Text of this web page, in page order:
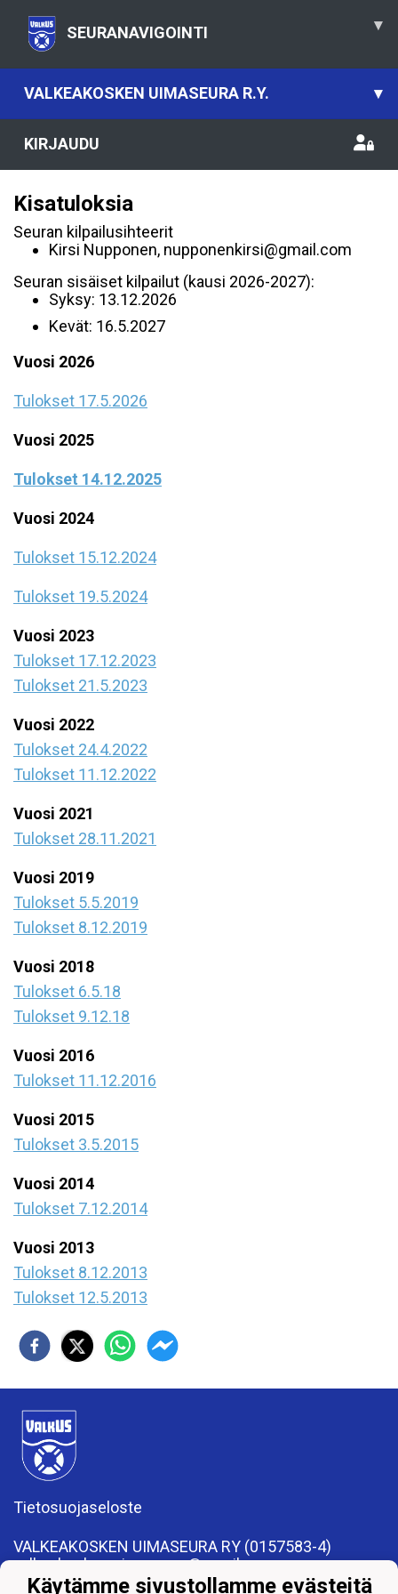
SEURANAVIGOINTI ▾
VALKEAKOSKEN UIMASEURA R.Y. ▾
KIRJAUDU
Kisatuloksia
Seuran kilpailusihteerit
Kirsi Nupponen, nupponenkirsi@gmail.com
Seuran sisäiset kilpailut (kausi 2026-2027):
Syksy: 13.12.2026
Kevät: 16.5.2027
Vuosi 2026
Tulokset 17.5.2026
Vuosi 2025
Tulokset 14.12.2025
Vuosi 2024
Tulokset 15.12.2024
Tulokset 19.5.2024
Vuosi 2023
Tulokset 17.12.2023
Tulokset 21.5.2023
Vuosi 2022
Tulokset 24.4.2022
Tulokset 11.12.2022
Vuosi 2021
Tulokset 28.11.2021
Vuosi 2019
Tulokset 5.5.2019
Tulokset 8.12.2019
Vuosi 2018
Tulokset 6.5.18
Tulokset 9.12.18
Vuosi 2016
Tulokset 11.12.2016
Vuosi 2015
Tulokset 3.5.2015
Vuosi 2014
Tulokset 7.12.2014
Vuosi 2013
Tulokset 8.12.2013
Tulokset 12.5.2013
Tietosuojaseloste
VALKEAKOSKEN UIMASEURA RY (0157583-4)
valkeakosken.uimaseura@gmail.com
Apiankatu 7, 37600 Valkeakoski
Käytämme sivustollamme evästeitä